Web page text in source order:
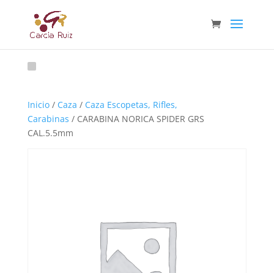
Inicio/ Caza / Caza Escopetas, Rifles,
Carabinas / CARABINA NORICA SPIDER GRS
CAL.5.5mm